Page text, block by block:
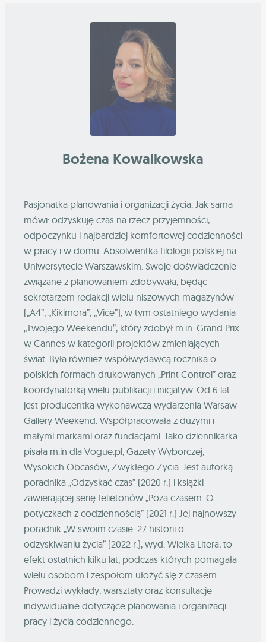
Bożena Kowalkowska
Pasjonatka planowania i organizacji życia. Jak sama
mówi: odzyskuję czas na rzecz przyjemności,
odpoczynku i najbardziej komfortowej codzienności
w pracy i w domu. Absolwentka filologii polskiej na
Uniwersytecie Warszawskim. Swoje doświadczenie
związane z planowaniem zdobywała, będąc
sekretarzem redakcji wielu niszowych magazynów
(„A4”, „Kikimora”, „Vice”), w tym ostatniego wydania
„Twojego Weekendu”, który zdobył m.in. Grand Prix
w Cannes w kategorii projektów zmieniających
świat. Była również współwydawcą rocznika o
polskich formach drukowanych „Print Control” oraz
koordynatorką wielu publikacji i inicjatyw. Od 6 lat
jest producentką wykonawczą wydarzenia Warsaw
Gallery Weekend. Współpracowała z dużymi i
małymi markami oraz fundacjami. Jako dziennikarka
pisała m.in dla Vogue.pl, Gazety Wyborczej,
Wysokich Obcasów, Zwykłego Życia. Jest autorką
poradnika „Odzyskać czas” (2020 r.) i książki
zawierającej serię felietonów „Poza czasem. O
potyczkach z codziennością” (2021 r.) Jej najnowszy
poradnik „W swoim czasie. 27 historii o
odzyskiwaniu życia” (2022 r.), wyd. Wielka Litera, to
efekt ostatnich kilku lat, podczas których pomagała
wielu osobom i zespołom ułożyć się z czasem.
Prowadzi wykłady, warsztaty oraz konsultacje
indywidualne dotyczące planowania i organizacji
pracy i życia codziennego.